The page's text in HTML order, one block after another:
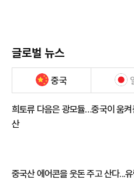
글로벌 뉴스
중국
희토류 다음은 광모듈…중국이 움
산
중국산 에어콘을 웃돈 주고 산다...